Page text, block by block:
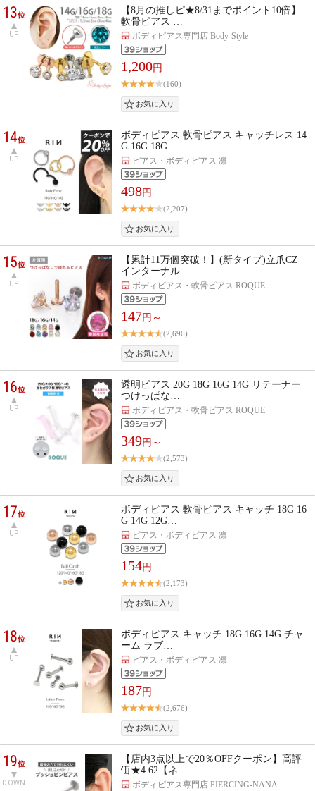
13位
UP
【8月の推しピ★8/31までポイント10倍】
軟骨ピアス …
ボディピアス専門店 Body-Style
1,200円
(160)
14位
UP
ボディピアス 軟骨ピアス キャッチレス 14
G 16G 18G…
ピアス・ボディピアス 凛
498円
(2,207)
15位
UP
【累計11万個突破！】(新タイプ)立爪CZ
インターナル…
ボディピアス・軟骨ピアス ROQUE
147円～
(2,696)
16位
UP
透明ピアス 20G 18G 16G 14G リテーナー
つけっぱな…
ボディピアス・軟骨ピアス ROQUE
349円～
(2,573)
17位
UP
ボディピアス 軟骨ピアス キャッチ 18G 16
G 14G 12G…
ピアス・ボディピアス 凛
154円
(2,173)
18位
UP
ボディピアス キャッチ 18G 16G 14G チャ
ーム ラブ…
ピアス・ボディピアス 凛
187円
(2,676)
19位
DOWN
【店内3点以上で20％OFFクーポン】高評
価★4.62【ネ…
ボディピアス専門店 PIERCING-NANA